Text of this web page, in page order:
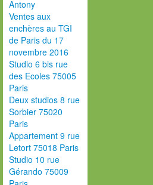
Antony
Ventes aux
enchères au TGI
de Paris du 17
novembre 2016
Studio 6 bis rue
des Ecoles 75005
Paris
Deux studios 8 rue
Sorbier 75020
Paris
Appartement 9 rue
Letort 75018 Paris
Studio 10 rue
Gérando 75009